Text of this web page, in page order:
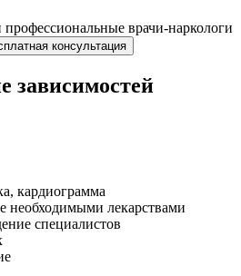
профессиональные врачи-наркологи
консультация
зависимостей
кардиограмма
необходимыми лекарствами
специалистов